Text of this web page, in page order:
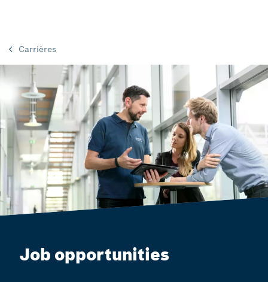
Carrières
Job opportunities